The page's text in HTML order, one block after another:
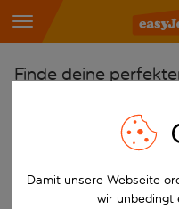
Finde deine
Wähle deine
Reiseziele finden
Nach
Damit unsere Webseite
wir unbedingt